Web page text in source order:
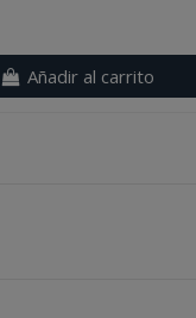
Añadir al carrito